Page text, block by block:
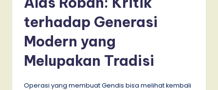
terhadap Generasi
Modern yang
Melupakan Tradisi
Operasi yang membuat Gendis bisa melihat kembali